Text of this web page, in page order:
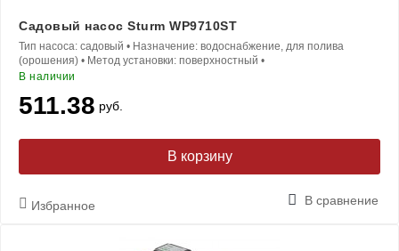
Садовый насос Sturm WP9710ST
Тип насоса: садовый • Назначение: водоснабжение, для полива
(орошения) • Метод установки: поверхностный •
В наличии
511.38 руб.
В корзину
Избранное В сравнение